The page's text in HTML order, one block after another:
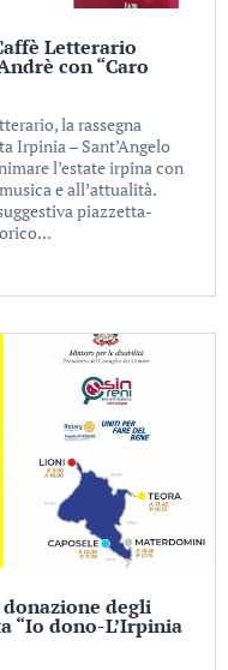
Letterario
con “Caro
la rassegna
Irpinia – Sant’Angelo
l’estate irpina con
e all’attualità.
piazzetta-
degli
“Io dono-L’Irpinia